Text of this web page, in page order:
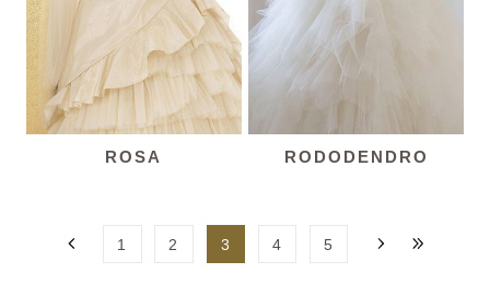
ROSA RODODENDRO
1 2 3 4 5